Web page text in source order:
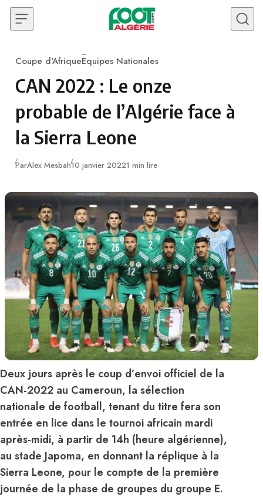
Skip to content
Category
Coupe d'AfriqueEquipes Nationales
CAN 2022 : Le onze
probable de l’Algérie face à
la Sierra Leone
ParAlex MesbahPublié
10 janvier 20221 min lire
Deux jours après le coup d’envoi officiel de la
CAN-2022 au Cameroun, la sélection
nationale de football, tenant du titre fera son
entrée en lice dans le tournoi africain mardi
après-midi, à partir de 14h (heure algérienne),
au stade Japoma, en donnant la réplique à la
Sierra Leone, pour le compte de la première
journée de la phase de groupes du groupe E.